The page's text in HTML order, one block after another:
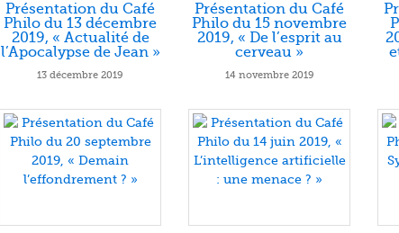
Présentation du Café
Philo du 13 décembre
2019, « Actualité de
l’Apocalypse de Jean »
13 décembre 2019
Présentation du Café
Philo du 15 novembre
2019, « De l’esprit au
cerveau »
14 novembre 2019